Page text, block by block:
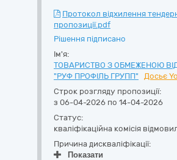
Протокол відхилення
пропозиції.pdf
Рішення підписано
Ім'я:
ТОВАРИСТВО З ОБМЕЖЕНОЮ
"РУФ ПРОФІЛЬ ГРУПП"
Досьє
Строк розгляду пропозиції:
з 06-04-2026 по 14-04-2026
Статус:
кваліфікаційна комісія
Причина дискваліфікації:
Показати